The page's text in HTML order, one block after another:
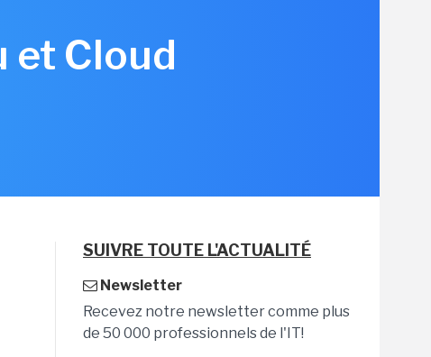
et Cloud
SUIVRE TOUTE L'ACTUALITÉ
Newsletter
Recevez notre newsletter comme plus
de 50 000 professionnels de l'IT!